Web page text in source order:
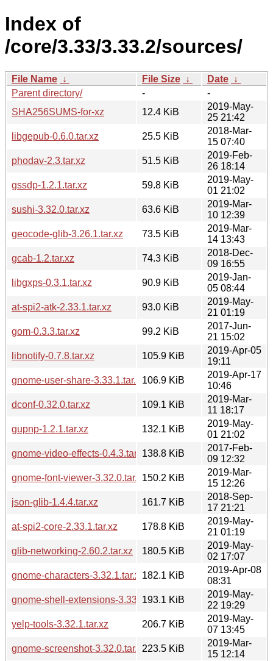
Index of
/core/3.33/3.33.2/sources/
File Name ↓ File Size ↓ Date ↓
Parent directory/
-
-
SHA256SUMS-for-xz
12.4 KiB
2019-May-
25 21:42
libgepub-0.6.0.tar.xz
25.5 KiB
2018-Mar-
15 07:40
phodav-2.3.tar.xz
51.5 KiB
2019-Feb-
26 18:14
gssdp-1.2.1.tar.xz
59.8 KiB
2019-May-
01 21:02
sushi-3.32.0.tar.xz
63.6 KiB
2019-Mar-
10 12:39
geocode-glib-3.26.1.tar.xz
73.5 KiB
2019-Mar-
14 13:43
gcab-1.2.tar.xz
74.3 KiB
2018-Dec-
09 16:55
libgxps-0.3.1.tar.xz
90.9 KiB
2019-Jan-
05 08:44
at-spi2-atk-2.33.1.tar.xz
93.0 KiB
2019-May-
21 01:19
gom-0.3.3.tar.xz
99.2 KiB
2017-Jun-
21 15:02
libnotify-0.7.8.tar.xz
105.9 KiB
2019-Apr-05
19:11
gnome-user-share-3.33.1.tar.xz106.9 KiB
2019-Apr-17
10:46
dconf-0.32.0.tar.xz
109.1 KiB
2019-Mar-
11 18:17
gupnp-1.2.1.tar.xz
132.1 KiB
2019-May-
01 21:02
gnome-video-effects-0.4.3.tar.xz138.8 KiB
2017-Feb-
09 12:32
gnome-font-viewer-3.32.0.tar.xz150.2 KiB
2019-Mar-
15 12:26
json-glib-1.4.4.tar.xz
161.7 KiB
2018-Sep-
17 21:21
at-spi2-core-2.33.1.tar.xz
178.8 KiB
2019-May-
21 01:19
glib-networking-2.60.2.tar.xz
180.5 KiB
2019-May-
02 17:07
gnome-characters-3.32.1.tar.xz182.1 KiB
2019-Apr-08
08:31
gnome-shell-extensions-3.33.2.tar.xz
193.1 KiB
2019-May-
22 19:29
yelp-tools-3.32.1.tar.xz
206.7 KiB
2019-May-
07 13:45
gnome-screenshot-3.32.0.tar.xz223.5 KiB
2019-Mar-
15 12:14